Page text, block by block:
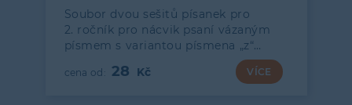
Soubor dvou sešitů písanek pro
2. ročník pro nácvik psaní vázaným
písmem s variantou písmena „z“…
28 VÍCE